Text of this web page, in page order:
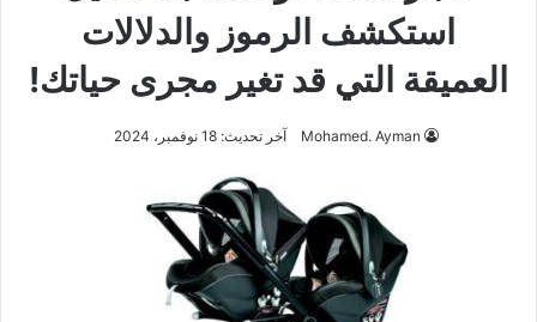
استكشف الرموز والدلالات
العميقة التي قد تغير مجرى حياتك!
Mohamed. Ayman آخر تحديث: 18 نوفمبر، 2024